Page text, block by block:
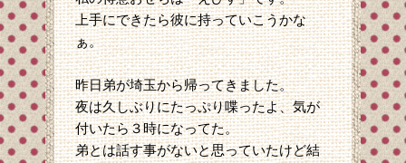
上手にできたら彼に持っていこうかな
ぁ。
昨日弟が埼玉から帰ってきました。
夜は久しぶりにたっぷり喋ったよ、気が
付いたら３時になってた。
弟とは話す事がないと思っていたけど結